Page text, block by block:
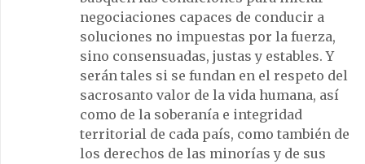
negociaciones capaces de conducir a
soluciones no impuestas por la fuerza,
sino consensuadas, justas y estables. Y
serán tales si se fundan en el respeto del
sacrosanto valor de la vida humana, así
como de la soberanía e integridad
territorial de cada país, como también de
los derechos de las minorías y de sus